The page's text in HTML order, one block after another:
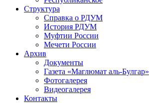
Структура
Справка о РДУМ
История РДУМ
Муфтии России
Мечети России
Архив
Документы
Газета «Маглюмат аль-Булгар»
Фотогалерея
Видеогалерея
Контакты